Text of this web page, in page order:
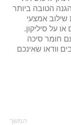
הטובה ביותר
אמצעי
על סיליקון.
חומר סיכה
וודאו שאינכם
המשך